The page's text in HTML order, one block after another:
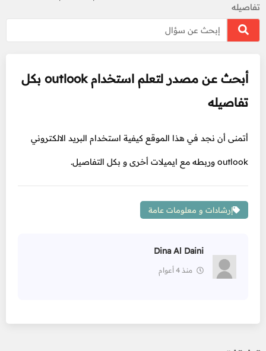
تفاصيله
أبحث عن مصدر لتعلم استخدام outlook بكل
تفاصيله
أتمنى أن نجد في هذا الموقع كيفية استخدام البريد الالكتروني
outlook وربطه مع ايميلات أخرى و بكل التفاصيل.
إرشادات و معلومات عامة
Dina Al Daini
منذ 4 أعوام